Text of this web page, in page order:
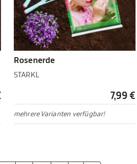
Rosenerde
STARKL
7,99 €
mehrere Varianten verfügbar!